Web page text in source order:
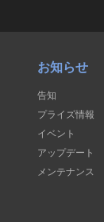
お知らせ
告知
プライズ情報
イベント
アップデート
メンテナンス